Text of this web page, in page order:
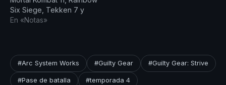
Six Siege, Tekken 7 y
más. Al repasar el año
comunidad de juegos
competitivos y
entusiasmados por lo que
En «Notas»
#Arc System Works #Guilty Gear #Guilty Gear: Strive
#Pase de batalla #temporada 4